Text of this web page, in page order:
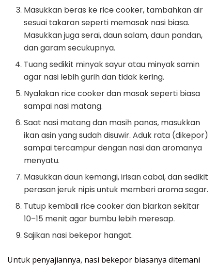
Masukkan beras ke rice cooker, tambahkan air
sesuai takaran seperti memasak nasi biasa.
Masukkan juga serai, daun salam, daun pandan,
dan garam secukupnya.
Tuang sedikit minyak sayur atau minyak samin
agar nasi lebih gurih dan tidak kering.
Nyalakan rice cooker dan masak seperti biasa
sampai nasi matang.
Saat nasi matang dan masih panas, masukkan
ikan asin yang sudah disuwir. Aduk rata (dikepor)
sampai tercampur dengan nasi dan aromanya
menyatu.
Masukkan daun kemangi, irisan cabai, dan sedikit
perasan jeruk nipis untuk memberi aroma segar.
Tutup kembali rice cooker dan biarkan sekitar
10–15 menit agar bumbu lebih meresap.
Sajikan nasi bekepor hangat.
Untuk penyajiannya, nasi bekepor biasanya ditemani